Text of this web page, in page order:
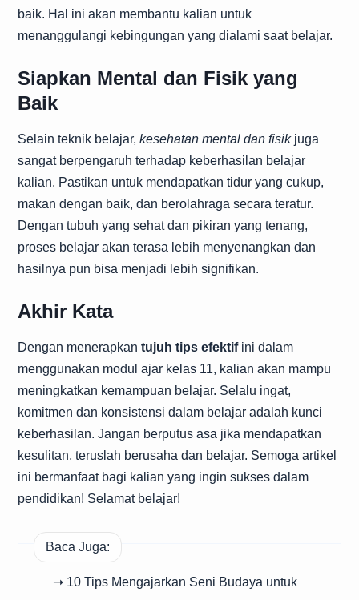
baik. Hal ini akan membantu kalian untuk
menanggulangi kebingungan yang dialami saat belajar.
Siapkan Mental dan Fisik yang
Baik
Selain teknik belajar, kesehatan mental dan fisikjuga
sangat berpengaruh terhadap keberhasilan belajar
kalian. Pastikan untuk mendapatkan tidur yang cukup,
makan dengan baik, dan berolahraga secara teratur.
Dengan tubuh yang sehat dan pikiran yang tenang,
proses belajar akan terasa lebih menyenangkan dan
hasilnya pun bisa menjadi lebih signifikan.
Akhir Kata
Dengan menerapkan tujuh tips efektifini dalam
menggunakan modul ajar kelas 11, kalian akan mampu
meningkatkan kemampuan belajar. Selalu ingat,
komitmen dan konsistensi dalam belajar adalah kunci
keberhasilan. Jangan berputus asa jika mendapatkan
kesulitan, teruslah berusaha dan belajar. Semoga artikel
ini bermanfaat bagi kalian yang ingin sukses dalam
pendidikan! Selamat belajar!
Baca Juga:
➝ 10 Tips Mengajarkan Seni Budaya untuk